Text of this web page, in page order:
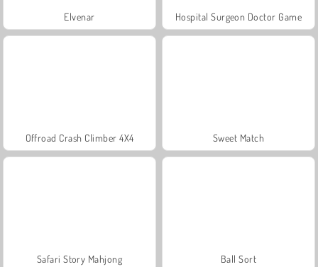
Elvenar Hospital Surgeon Doctor Game
Offroad Crash Climber 4X4 Sweet Match
Safari Story Mahjong Ball Sort